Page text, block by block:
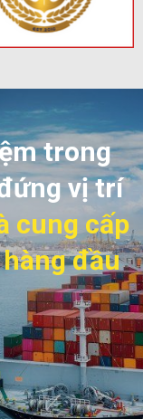
trong
vị trí
cung cấp
đầu